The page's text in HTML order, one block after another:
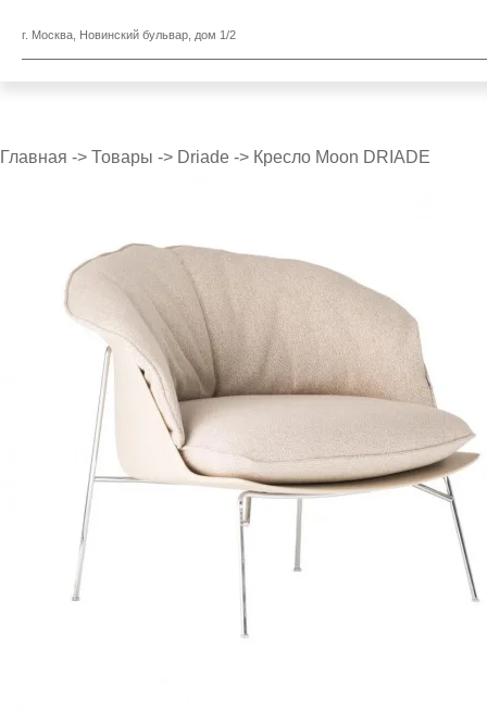
г. Москва, Новинский бульвар, дом 1/2
Главная -> Товары -> Driade -> Кресло Moon DRIADE